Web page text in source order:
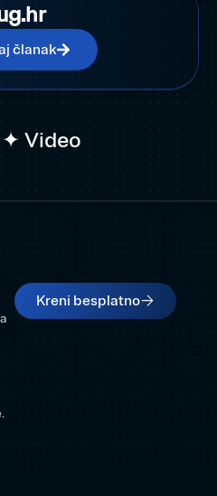
članak
Video
Kreni besplatno